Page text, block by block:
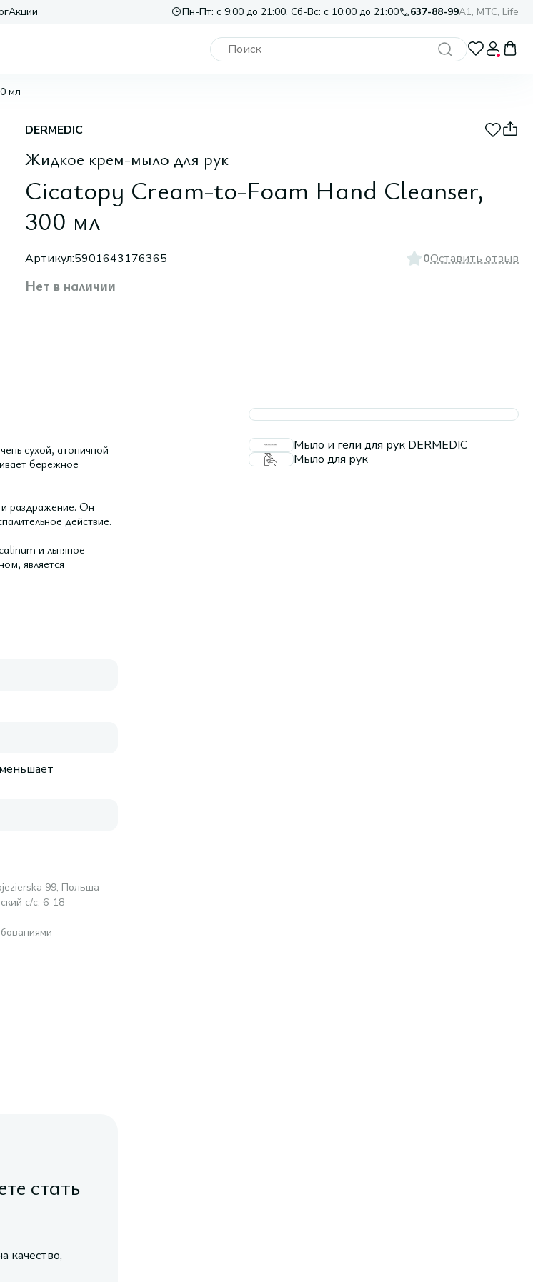
Акции Пн-Пт: с 9:00 до 21:00. Сб-Вс: с 10:00 до 21:00 637-88-99A1, МТС, Life
мл
DERMEDIC
Жидкое крем-мыло для рук
Cicatopy Cream-to-Foam Hand Cleanser,
300 мл
Артикул:5901643176365 0Оставить отзыв
Нет в наличии
сухой, атопичной
бережное
и раздражение. Он
действие.
и льняное
является
99, Польша
с/с, 6-18
Мыло и гели для рук DERMEDIC
Мыло для рук
стать
качество,